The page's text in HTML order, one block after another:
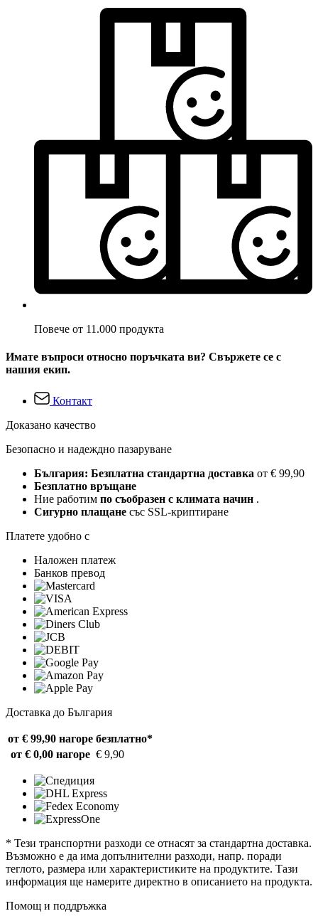
Повече от 11.000 продукта
Имате въпроси относно поръчката ви? Свържете се с
нашия екип.
Контакт
Доказано качество
Безопасно и надеждно пазаруване
България: Безплатна стандартна доставка от € 99,90
Безплатно връщане
Ние работим по съобразен с климата начин .
Сигурно плащане със SSL-криптиране
Платете удобно с
Наложен платеж
Банков превод
Доставка до България
от € 99,90 нагоре безплатно*
от € 0,00 нагоре € 9,90
* Тези транспортни разходи се отнасят за стандартна доставка.
Възможно е да има допълнителни разходи, напр. поради
теглото, размера или характеристиките на продуктите. Тази
информация ще намерите директно в описанието на продукта.
Помощ и поддръжка